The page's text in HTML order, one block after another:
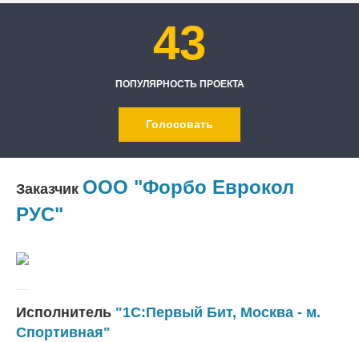
43
ПОПУЛЯРНОСТЬ ПРОЕКТА
Голосовать
Заказчик ООО "Форбо Еврокол
РУС"
Исполнитель "1С:Первый Бит, Москва - м.
Спортивная"